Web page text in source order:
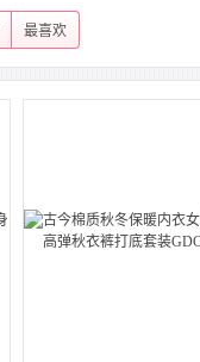
最喜欢